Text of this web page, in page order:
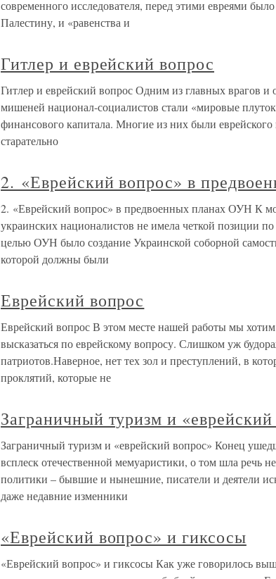
современного исследователя, перед этими евреями
Палестину, и «равенства и
Гитлер и еврейский вопрос
Гитлер и еврейский вопрос Одним из главных врагов и
мишеней национал-социалистов стали «мировые
финансового капитала. Многие из них были
старательно
2. «Еврейский вопрос» в
2. «Еврейский вопрос» в предвоенных планах ОУН К
украинских националистов не имела четкой позиции
целью ОУН было создание Украинской соборной
которой должны были
Еврейский вопрос
Еврейский вопрос В этом месте нашей работы мы
высказаться по еврейскому вопросу. Слишком уж
патриотов.Наверное, нет тех зол и преступлений, в
проклятий, которые не
Заграничный туризм и
Заграничный туризм и «еврейский вопрос» Конец
всплеск отечественной мемуаристики, о том шла речь
политики – бывшие и нынешние, писатели и деятели
даже недавние изменники
«Еврейский вопрос» и гиксосы
«Еврейский вопрос» и гиксосы Как уже говорилось